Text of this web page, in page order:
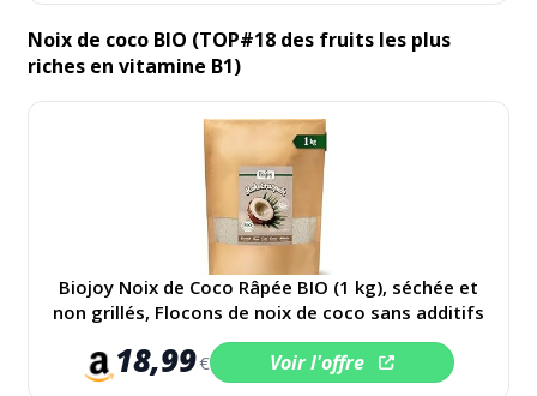
Noix de coco BIO (TOP#18 des fruits les plus
riches en vitamine B1)
Biojoy Noix de Coco Râpée BIO (1 kg), séchée et
non grillés, Flocons de noix de coco sans additifs
18,99€ Voir l'offre